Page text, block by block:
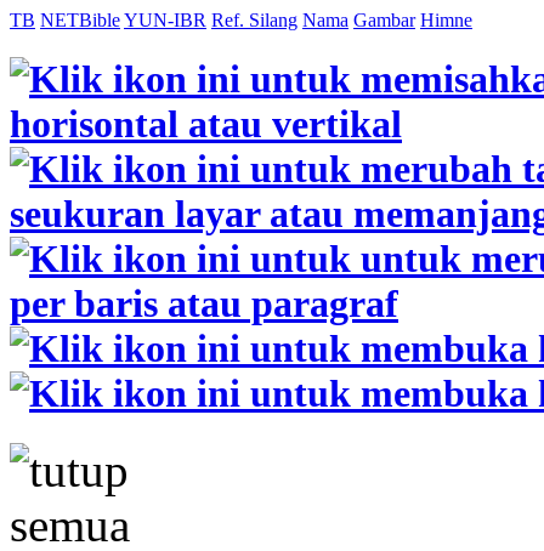
TB NETBibleYUN-IBR Ref. Silang Nama Gambar Himne